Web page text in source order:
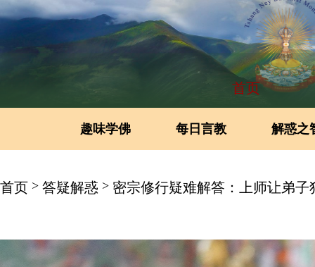
首页
趣味学佛 每日言教 解惑之
首页 > 答疑解惑 > 密宗修行疑难解答：上师让弟